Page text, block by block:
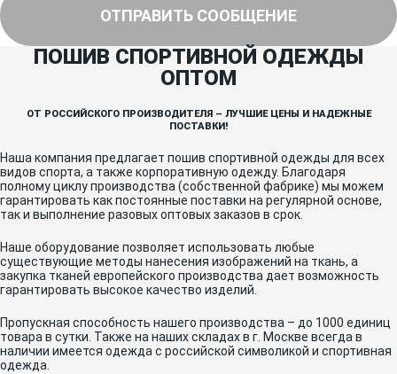
ОТПРАВИТЬ СООБЩЕНИЕ
ПОШИВ СПОРТИВНОЙ ОДЕЖДЫ
ОПТОМ
ОТ РОССИЙСКОГО ПРОИЗВОДИТЕЛЯ – ЛУЧШИЕ ЦЕНЫ И НАДЕЖНЫЕ
ПОСТАВКИ!
Наша компания предлагает пошив спортивной одежды для всех
видов спорта, а также корпоративную одежду. Благодаря
полному циклу производства (собственной фабрике) мы можем
гарантировать как постоянные поставки на регулярной основе,
так и выполнение разовых оптовых заказов в срок.
Наше оборудование позволяет использовать любые
существующие методы нанесения изображений на ткань, а
закупка тканей европейского производства дает возможность
гарантировать высокое качество изделий.
Пропускная способность нашего производства – до 1000 единиц
товара в сутки. Также на наших складах в г. Москве всегда в
наличии имеется одежда с российской символикой и спортивная
одежда.